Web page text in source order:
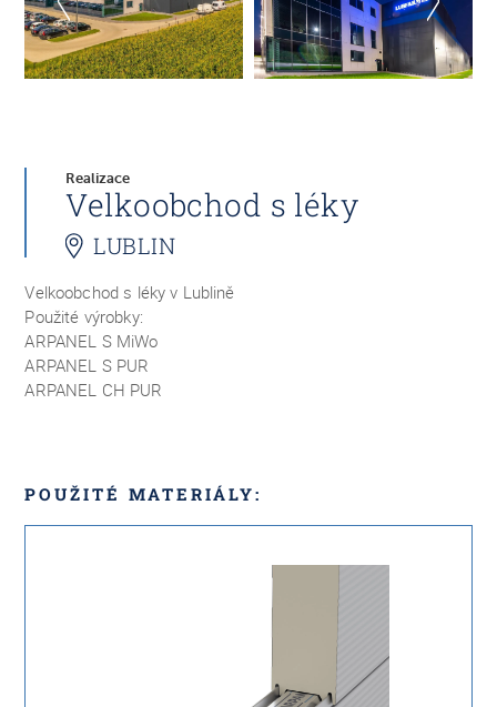
Realizace
Velkoobchod s léky
LUBLIN
Velkoobchod s léky v Lublině
Použité výrobky:
ARPANEL S MiWo
ARPANEL S PUR
ARPANEL CH PUR
POUŽITÉ MATERIÁLY: